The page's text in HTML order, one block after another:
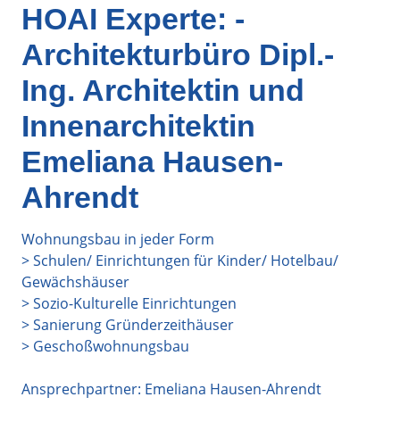
HOAI Experte: -
Architekturbüro Dipl.-
Ing. Architektin und
Innenarchitektin
Emeliana Hausen-
Ahrendt
Wohnungsbau in jeder Form
> Schulen/ Einrichtungen für Kinder/ Hotelbau/
Gewächshäuser
> Sozio-Kulturelle Einrichtungen
> Sanierung Gründerzeithäuser
> Geschoßwohnungsbau
Ansprechpartner: Emeliana Hausen-Ahrendt